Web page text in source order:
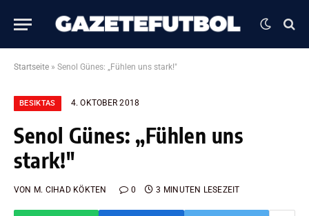
Startseite » Senol Günes: „Fühlen uns stark!″
BESIKTAS 4. OKTOBER 2018
Senol Günes: „Fühlen uns
stark!″
VON M. CIHAD KÖKTEN 0 3 MINUTEN LESEZEIT